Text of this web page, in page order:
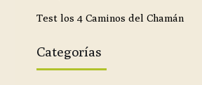
Test los 4 Caminos del Chamán
Categorías